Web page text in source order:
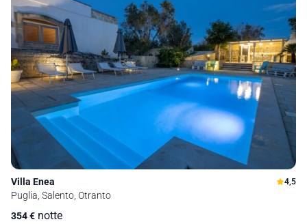
Villa Enea 4,5
Puglia, Salento, Otranto
354€ notte